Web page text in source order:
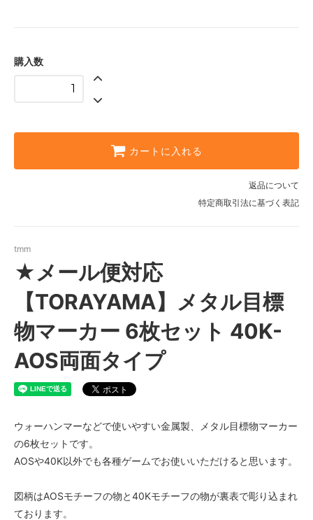
購入数
カートに入れる
返品について
特定商取引法に基づく表記
tmm
★メール便対応
【TORAYAMA】メタル目標
物マーカー 6枚セット 40K-
AOS両面タイプ
ウォーハンマーなどで使いやすい金属製、メタル目標物マーカー
の6枚セットです。
AOSや40K以外でも各種ゲームでお使いいただけると思います。
図柄はAOSモチーフの物と40Kモチーフの物が裏表で彫り込まれ
ております。